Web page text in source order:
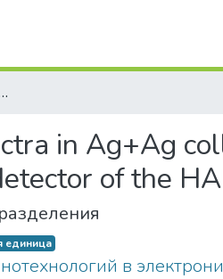
beam energies with ECal detector of the HADES experiment
in Ag+Ag
of the
единица
в